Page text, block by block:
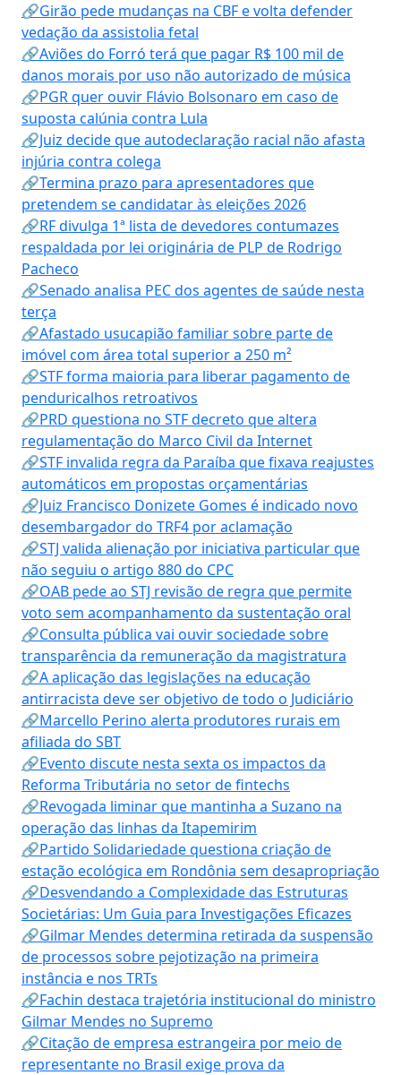
🔗Girão pede mudanças na CBF e volta defender
vedação da assistolia fetal
🔗Aviões do Forró terá que pagar R$ 100 mil de
danos morais por uso não autorizado de música
🔗PGR quer ouvir Flávio Bolsonaro em caso de
suposta calúnia contra Lula
🔗Juiz decide que autodeclaração racial não afasta
injúria contra colega
🔗Termina prazo para apresentadores que
pretendem se candidatar às eleições 2026
🔗RF divulga 1ª lista de devedores contumazes
respaldada por lei originária de PLP de Rodrigo
Pacheco
🔗Senado analisa PEC dos agentes de saúde nesta
terça
🔗Afastado usucapião familiar sobre parte de
imóvel com área total superior a 250 m²
🔗STF forma maioria para liberar pagamento de
penduricalhos retroativos
🔗PRD questiona no STF decreto que altera
regulamentação do Marco Civil da Internet
🔗STF invalida regra da Paraíba que fixava reajustes
automáticos em propostas orçamentárias
🔗Juiz Francisco Donizete Gomes é indicado novo
desembargador do TRF4 por aclamação
🔗STJ valida alienação por iniciativa particular que
não seguiu o artigo 880 do CPC
🔗OAB pede ao STJ revisão de regra que permite
voto sem acompanhamento da sustentação oral
🔗Consulta pública vai ouvir sociedade sobre
transparência da remuneração da magistratura
🔗A aplicação das legislações na educação
antirracista deve ser objetivo de todo o Judiciário
🔗Marcello Perino alerta produtores rurais em
afiliada do SBT
🔗Evento discute nesta sexta os impactos da
Reforma Tributária no setor de fintechs
🔗Revogada liminar que mantinha a Suzano na
operação das linhas da Itapemirim
🔗Partido Solidariedade questiona criação de
estação ecológica em Rondônia sem desapropriação
🔗Desvendando a Complexidade das Estruturas
Societárias: Um Guia para Investigações Eficazes
🔗Gilmar Mendes determina retirada da suspensão
de processos sobre pejotização na primeira
instância e nos TRTs
🔗Fachin destaca trajetória institucional do ministro
Gilmar Mendes no Supremo
🔗Citação de empresa estrangeira por meio de
representante no Brasil exige prova da